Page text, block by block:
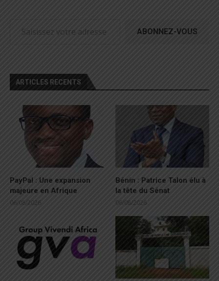
ABONNEZ-VOUS
ARTICLES RECENTS
PayPal : Une expansion
majeure en Afrique
06/08/2026
Bénin : Patrice Talon élu à
la tête du Sénat
06/08/2026